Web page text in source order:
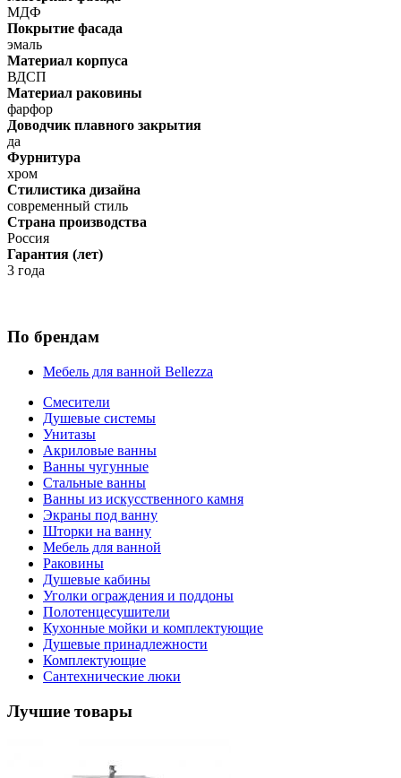
МДФ
Покрытие фасада
эмаль
Материал корпуса
ВДСП
Материал раковины
фарфор
Доводчик плавного закрытия
да
Фурнитура
хром
Стилистика дизайна
современный стиль
Страна производства
Россия
Гарантия (лет)
3 года
По брендам
Мебель для ванной Bellezza
Смесители
Душевые системы
Унитазы
Акриловые ванны
Ванны чугунные
Стальные ванны
Ванны из искусственного камня
Экраны под ванну
Шторки на ванну
Мебель для ванной
Раковины
Душевые кабины
Уголки ограждения и поддоны
Полотенцесушители
Кухонные мойки и комплектующие
Душевые принадлежности
Комплектующие
Сантехнические люки
Лучшие товары